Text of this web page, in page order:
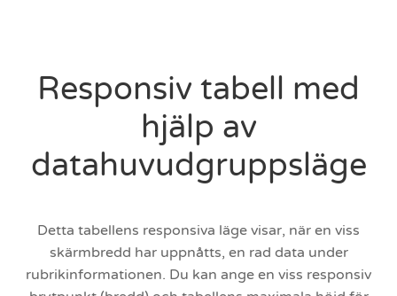
Responsiv tabell med
hjälp av
datahuvudgruppsläge
Detta tabellens responsiva läge visar, när en viss
skärmbredd har uppnåtts, en rad data under
rubrikinformationen. Du kan ange en viss responsiv